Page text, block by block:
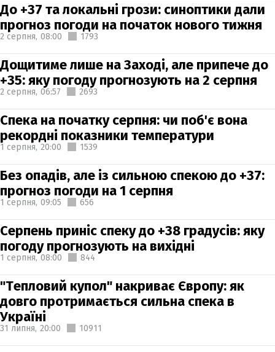
До +37 та локальні грози: синоптики дали
прогноз погоди на початок нового тижня
2 серпня, 08:00 1793
Дощитиме лише на Заході, але припече до
+35: яку погоду прогнозують на 2 серпня
2 серпня, 06:57 2693
Спека на початку серпня: чи поб'є вона
рекордні показники температури
1 серпня, 20:00 1539
Без опадів, але із сильною спекою до +37:
прогноз погоди на 1 серпня
1 серпня, 09:05 656
Серпень приніс спеку до +38 градусів: яку
погоду прогнозують на вихідні
1 серпня, 08:00 844
"Тепловий купол" накриває Європу: як
довго протримається сильна спека в
Україні
31 липня, 20:00 10911